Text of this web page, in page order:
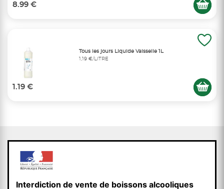
8.99 €
Tous les jours Liquide Vaisselle 1L
1,19 €/LITRE
1.19 €
Interdiction de vente de boissons alcooliques